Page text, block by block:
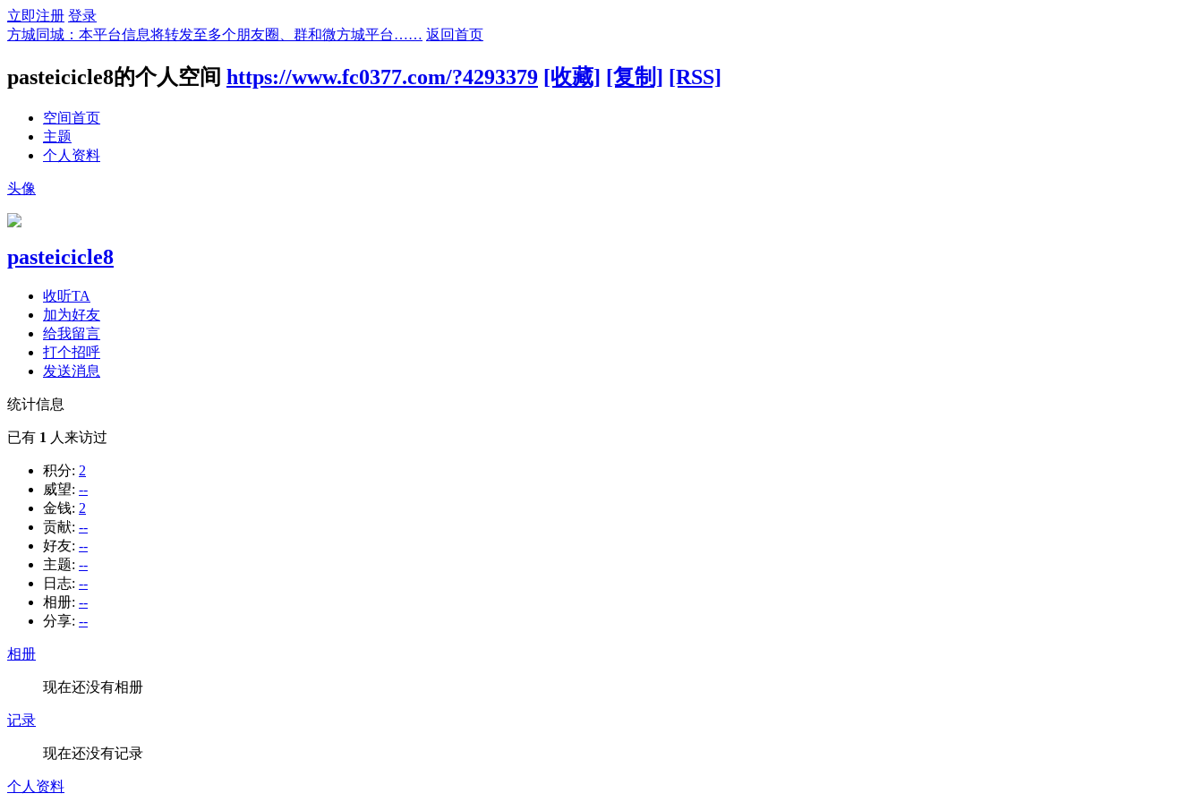
立即注册 登录
方城同城：本平台信息将转发至多个朋友圈、群和微方城平台…… 返回首页
pasteicicle8的个人空间 https://www.fc0377.com/?4293379 [收藏] [复制] [RSS]
空间首页
主题
个人资料
头像
pasteicicle8
收听TA
加为好友
给我留言
打个招呼
发送消息
统计信息
已有 1 人来访过
积分: 2
威望: --
金钱: 2
贡献: --
好友: --
主题: --
日志: --
相册: --
分享: --
相册
现在还没有相册
记录
现在还没有记录
个人资料